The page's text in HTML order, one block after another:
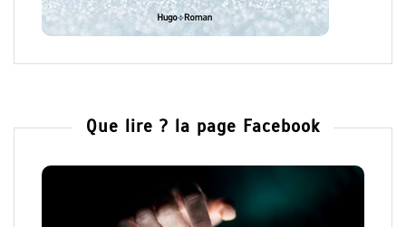
Que lire ? la page Facebook